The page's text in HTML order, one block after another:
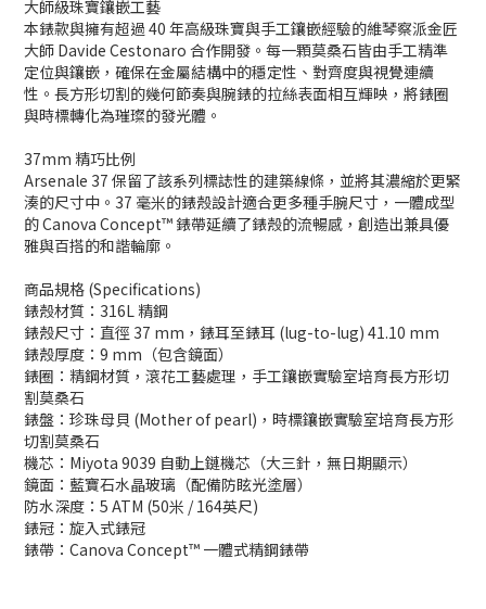
大師級珠寶鑲嵌工藝
本錶款與擁有超過 40 年高級珠寶與手工鑲嵌經驗的維琴察派金匠
大師 Davide Cestonaro 合作開發。每一顆莫桑石皆由手工精準
定位與鑲嵌，確保在金屬結構中的穩定性、對齊度與視覺連續
性。長方形切割的幾何節奏與腕錶的拉絲表面相互輝映，將錶圈
與時標轉化為璀璨的發光體。
37mm 精巧比例
Arsenale 37 保留了該系列標誌性的建築線條，並將其濃縮於更緊
湊的尺寸中。37 毫米的錶殼設計適合更多種手腕尺寸，一體成型
的 Canova Concept™ 錶帶延續了錶殼的流暢感，創造出兼具優
雅與百搭的和諧輪廓。
商品規格 (Specifications)
錶殼材質：316L 精鋼
錶殼尺寸：直徑 37 mm，錶耳至錶耳 (lug-to-lug) 41.10 mm
錶殼厚度：9 mm（包含鏡面）
錶圈：精鋼材質，滾花工藝處理，手工鑲嵌實驗室培育長方形切
割莫桑石
錶盤：珍珠母貝 (Mother of pearl)，時標鑲嵌實驗室培育長方形
切割莫桑石
機芯：Miyota 9039 自動上鏈機芯（大三針，無日期顯示）
鏡面：藍寶石水晶玻璃（配備防眩光塗層）
防水深度：5 ATM (50米 / 164英尺)
錶冠：旋入式錶冠
錶帶：Canova Concept™ 一體式精鋼錶帶